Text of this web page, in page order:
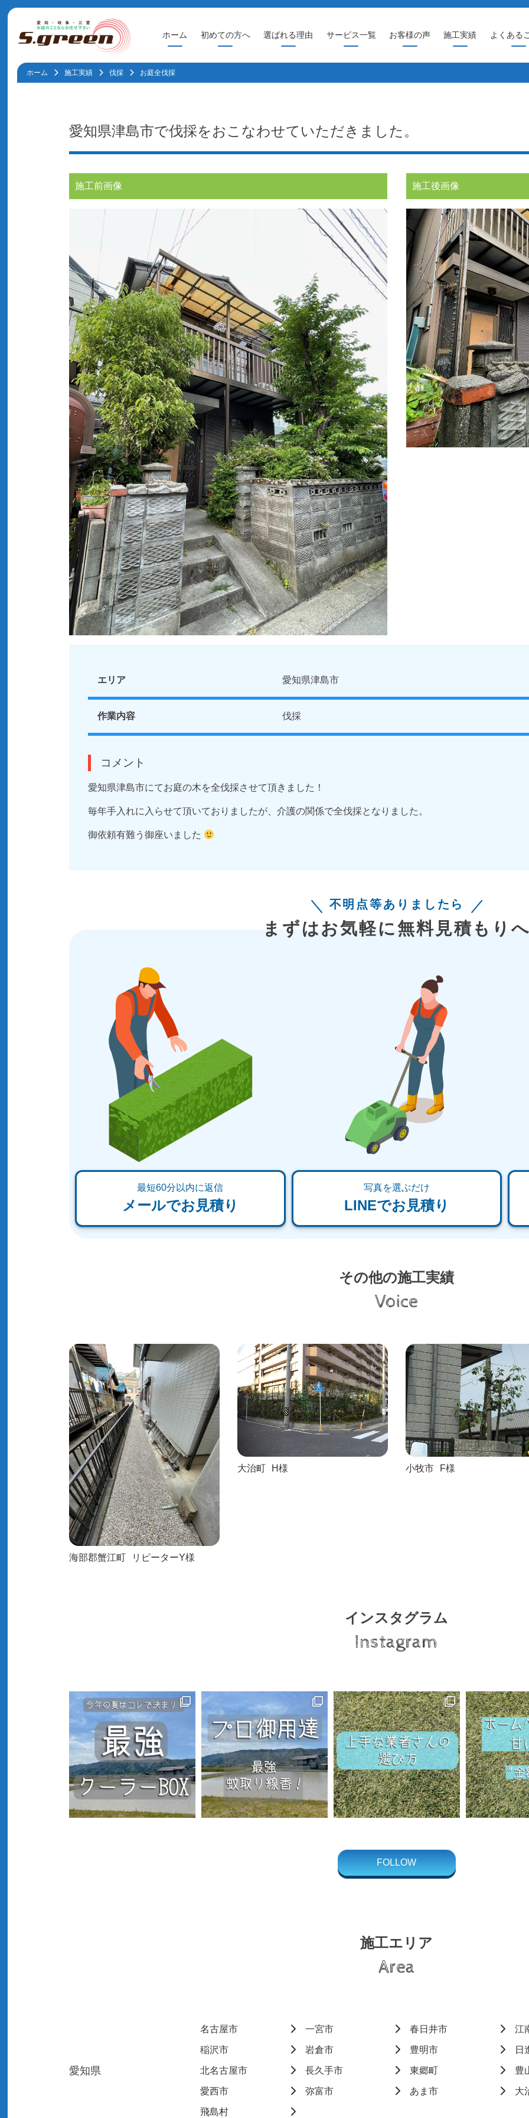
to
ホーム 初めての方へ 選ばれる理由 サービス一覧 お客様の声 施工実績 よくある
ホーム 施工実績 伐採 お庭全伐採
愛知県津島市で伐採をおこなわせていただきました。
施工前画像 施工後画像
エリア 愛知県津島市
作業内容 伐採
コメント
愛知県津島市にてお庭の木を全伐採させて頂きました！
毎年手入れに入らせて頂いておりましたが、介護の関係で全伐採となりました。
御依頼有難う御座いました
不明点等ありましたら
まずはお気軽に無料見積もり
最短60分以内に返信
メールでお見積り
写真を選ぶだけ
LINEでお見積り
その他の施工実績
Voice
海部郡蟹江町 リピーターY様
大治町 H様 小牧市 F様
インスタグラム
Instagram
FOLLOW
施工エリア
Area
愛知県
名古屋市 一宮市 春日井市 江
稲沢市 岩倉市 豊明市 日
北名古屋市 長久手市 東郷町 豊
愛西市 弥富市 あま市 大
飛島村